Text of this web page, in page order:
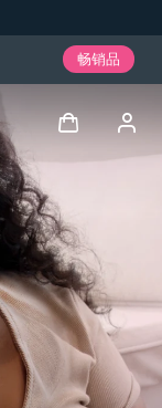
畅销品
用户信息
我的设备
我的订单